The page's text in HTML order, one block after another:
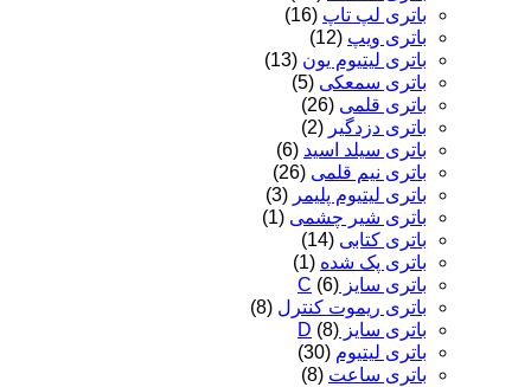
باتری لپ تاپ (16)
باتری ویپ (12)
باتری لیتیوم یون (13)
باتری سمعکی (5)
باتری قلمی (26)
باتری دزدگیر (2)
باتری سیلد اسید (6)
باتری نیم قلمی (26)
باتری لیتیوم پلیمر (3)
باتری شیر چشمی (1)
باتری کتابی (14)
باتری پک شده (1)
باتری سایز C (6)
باتری ریموت کنترل (8)
باتری سایز D (8)
باتری لیتیوم (30)
باتری ساعت (8)